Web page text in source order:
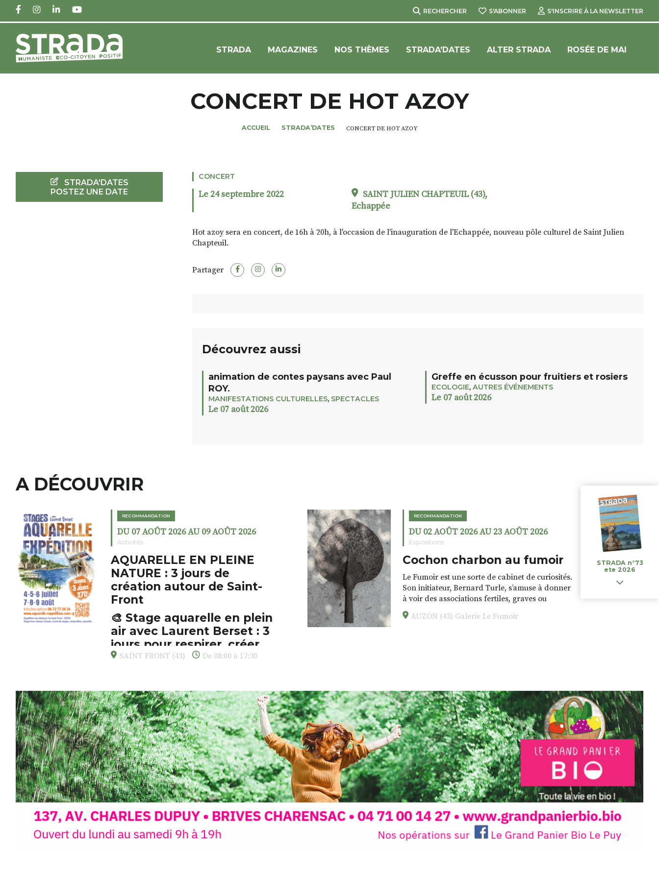
FACEBOOKINSTAGRAM
LINKEDINYOUTUBE RECHERCHER S'ABONNER S'INSCRIRE À LA NEWSLETTER
STRADA MAGAZINES NOS THÈMES STRADA’DATES ALTER STRADA ROSÉE DE MAI
CONCERT DE HOT AZOY
ACCUEIL STRADA’DATES CONCERT DE HOT AZOY
CONCERT
Le 24 septembre 2022
SAINT JULIEN CHAPTEUIL (43),
Echappée
Hot azoy sera en concert, de 16h à 20h, à l'occasion de l'inauguration de l'Echappée, nouveau pôle culturel de Saint Julien
Chapteuil.
Partager
Découvrez aussi
animation de contes paysans avec Paul
ROY.
MANIFESTATIONS CULTURELLES, SPECTACLES
Le 07 août 2026
Greffe en écusson pour fruitiers et rosiers
ECOLOGIE, AUTRES ÉVÉNEMENTS
Le 07 août 2026
STRADA'DATES
POSTEZ UNE DATE
A DÉCOUVRIR
RECOMMANDATION
DU 07 AOÛT 2026 AU 09 AOÛT 2026
Activités
AQUARELLE EN PLEINE
NATURE : 3 jours de
création autour de Saint-
Front
🎨 Stage aquarelle en plein
air avec Laurent Berset : 3
jours pour respirer, créer,
s’émerveiller
paysages de Haute-Loire ?
Cet été,Laurent Bersetvous propose unstage
d’aquarelle en extérieur, accessibleà tous les
niveaux, dans un cadre naturel
inspirantautour de Saint-Front, à seulement30
minutes du Puy-en-Velay.
Pendant3 jours, vous apprendrez à capturer
l’instant :
aquarelle, encre, ou contenu hybride.
SAINT FRONT (43) De 08:00 à 17:30
RECOMMANDATION
DU 02 AOÛT 2026 AU 23 AOÛT 2026
Expositions
Cochon charbon au fumoir
Le Fumoir est une sorte de cabinet de curiosités.
Son initiateur, Bernard Turle, s’amuse à donner
à voir des associations fertiles, graves ou
drôles, parfois fumeuses. Des oeuvres
éclectiques font. liens avec les histoires un peu
Programmée en off du festival d’Auzon, cette
expo-installation temporaire vous livre une
raison de plus d’aller faire un tour dans la cité
médiévale du Brivadois cet été.
INTERVIEW
AUZON (43) Galerie Le Fumoir
STRADA n°73
ete 2026